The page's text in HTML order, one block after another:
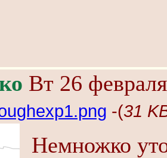
Вт 26
-(31
Немножко